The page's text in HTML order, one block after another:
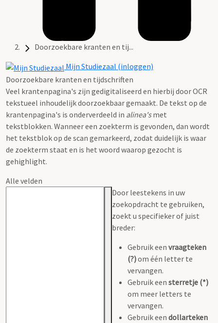
Doorzoekbare kranten en tij...
Mijn Studiezaal (inloggen)
Doorzoekbare kranten en tijdschriften
Veel krantenpagina's zijn gedigitaliseerd en hierbij door OCR
tekstueel inhoudelijk doorzoekbaar gemaakt. De tekst op de
krantenpagina's is onderverdeeld in alinea'smet
tekstblokken. Wanneer een zoekterm is gevonden, dan wordt
het tekstblok op de scan gemarkeerd, zodat duidelijk is waar
de zoekterm staat en is het woord waarop gezocht is
gehighlight.
Alle velden
Door leestekens in uw
zoekopdracht te gebruiken,
zoekt u specifieker of juist
breder:
Gebruik een vraagteken
(?)om één letter te
vervangen.
Gebruik een sterretje (*)
om meer letters te
vervangen.
Gebruik een dollarteken